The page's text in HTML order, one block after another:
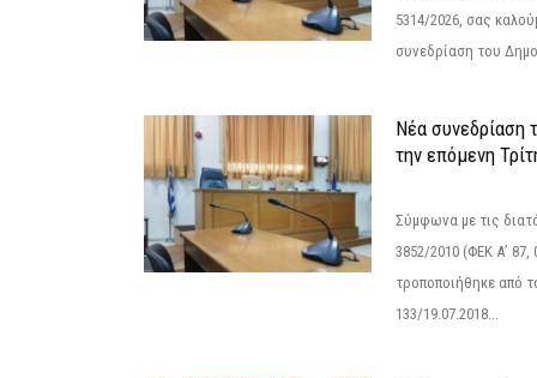
5314/2026, σας
συνεδρίαση του
Νέα συνεδρίαση
την επόμενη
Σύμφωνα με τις
3852/2010 (ΦΕΚ Α’ 87,
τροποποιήθηκε από
133/19.07.2018...